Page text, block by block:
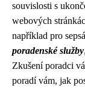
souvislosti s
webových
například pro
poradenské služby
Zkušení poradci
poradí vám, jak